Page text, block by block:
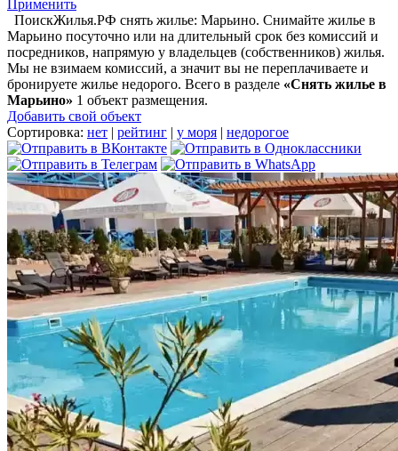
Применить
ПоискЖилья.РФ снять жилье: Марьино. Снимайте жилье в
Марьино посуточно или на длительный срок без комиссий и
посредников, напрямую у владельцев (собственников) жилья.
Мы не взимаем комиссий, а значит вы не переплачиваете и
бронируете жилье недорого. Всего в разделе «Снять жилье в
Марьино» 1 объект размещения.
Добавить свой объект
Сортировка: нет | рейтинг | у моря | недорогое